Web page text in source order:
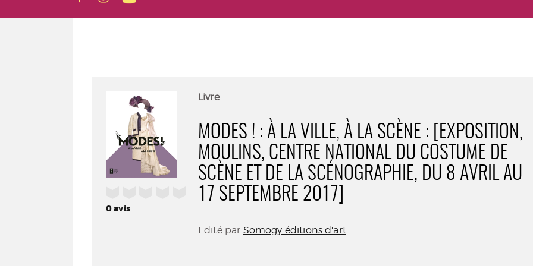
0avis
Livre
MODES ! : À LA VILLE, À LA SCÈNE : [EXPOSITION,
MOULINS, CENTRE NATIONAL DU COSTUME DE
SCÈNE ET DE LA SCÉNOGRAPHIE, DU 8 AVRIL AU
17 SEPTEMBRE 2017]
Edité par Somogy éditions d'art